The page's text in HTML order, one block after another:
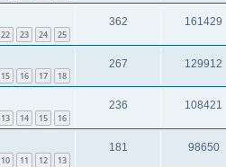
22 23 24 25
362 161429
15 16 17 18
267 129912
13 14 15 16
236 108421
10 11 12 13
181 98650